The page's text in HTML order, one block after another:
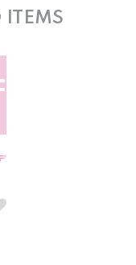
ITEMS